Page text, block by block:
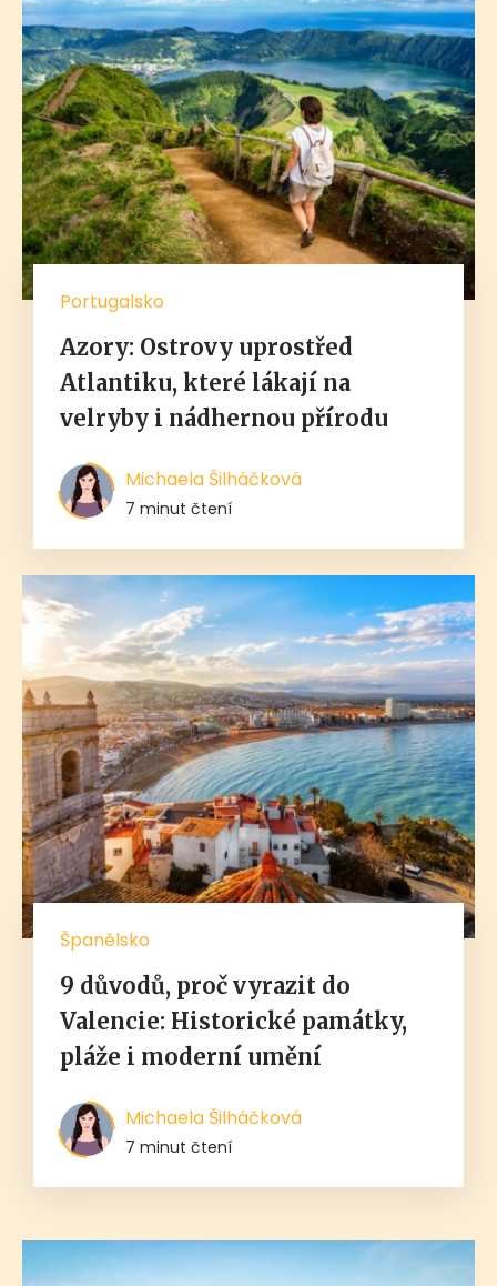
Portugalsko
Azory: Ostrovy uprostřed
Atlantiku, které lákají na
velryby i nádhernou přírodu
Michaela Šilháčková
7 minut čtení
Španělsko
9 důvodů, proč vyrazit do
Valencie: Historické památky,
pláže i moderní umění
Michaela Šilháčková
7 minut čtení